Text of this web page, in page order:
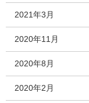
2021年3月
2020年11月
2020年8月
2020年2月